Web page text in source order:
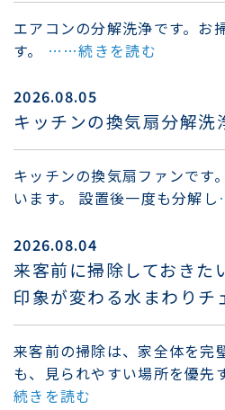
エアコンの分解洗浄です。お
す。 ……続きを読む
2026.08.05
キッチンの換気扇分解洗
キッチンの換気扇ファンです
います。 設置後一度も分解し
2026.08.04
来客前に掃除しておきた
印象が変わる水まわりチ
来客前の掃除は、家全体を完
も、見られやすい場所を優先
続きを読む